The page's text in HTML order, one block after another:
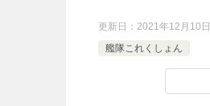
更新日： 2021年12月10日
艦隊これくしょん